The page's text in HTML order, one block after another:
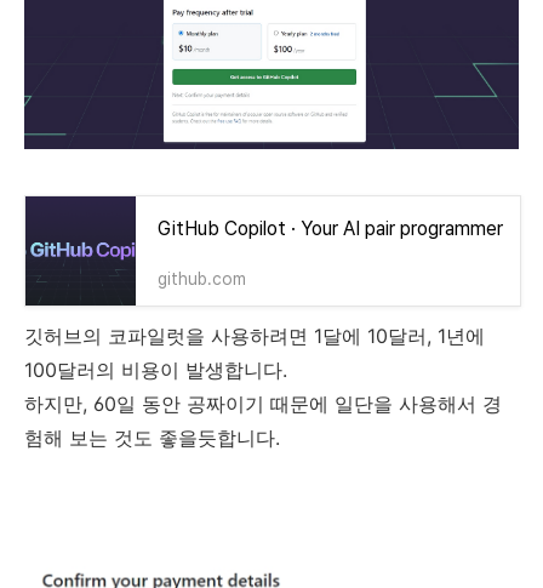
GitHub Copilot · Your AI pair programmer
github.com
깃허브의 코파일럿을 사용하려면 1달에 10달러, 1년에
100달러의 비용이 발생합니다.
하지만, 60일 동안 공짜이기 때문에 일단을 사용해서 경
험해 보는 것도 좋을듯합니다.